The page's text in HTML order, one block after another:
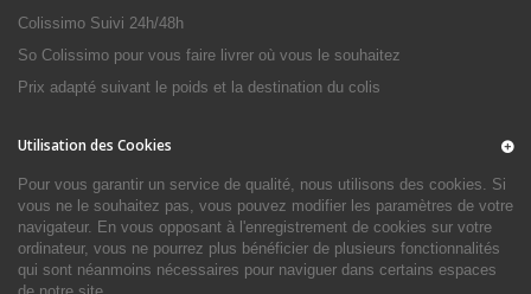
Colissimo Suivi 24h/48h
So Colissimo pour vous faire livrer où vous le souhaitez
Prix adapté suivant le poids et la destination du colis
Utilisation des Cookies
Pour vous garantir un service de qualité, nous utilisons des cookies. Si
vous ne le souhaitez pas, vous pouvez modifier les paramètres de votre
navigateur. En vous opposant à l'enregistrement de cookies sur votre
ordinateur, vous ne pourrez plus bénéficier de plusieurs fonctionnalités
qui sont néanmoins nécessaires pour naviguer dans certains espaces